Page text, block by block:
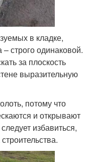
в кладке,
строго одинаковой.
за плоскость
выразительную
потому что
и открывают
избавиться,